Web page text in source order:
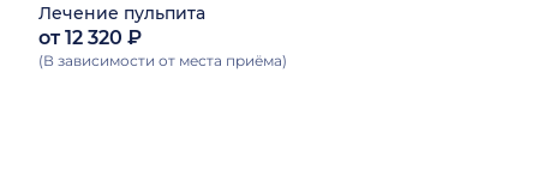
Лечение пульпита
от 12 320 ₽
(В зависимости от места приёма)